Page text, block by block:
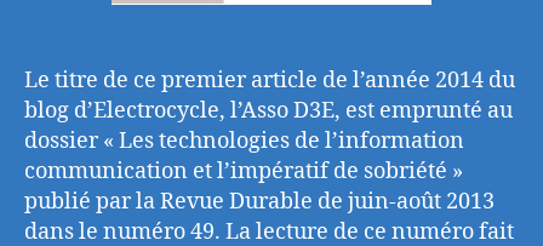
Le titre de ce premier article de l’année 2014 du
blog d’Electrocycle, l’Asso D3E, est emprunté au
dossier « Les technologies de l’information
communication et l’impératif de sobriété »
publié par la Revue Durable de juin-août 2013
dans le numéro 49. La lecture de ce numéro fait